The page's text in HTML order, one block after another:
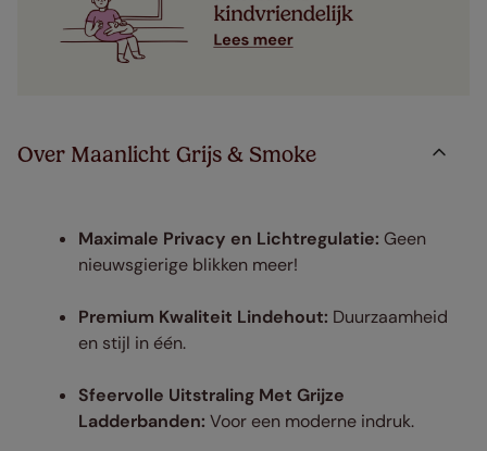
Over Maanlicht Grijs & Smoke
Maximale Privacy en Lichtregulatie: Geen
nieuwsgierige blikken meer!
Premium Kwaliteit Lindehout: Duurzaamheid
en stijl in één.
Sfeervolle Uitstraling Met Grijze
Ladderbanden: Voor een moderne indruk.